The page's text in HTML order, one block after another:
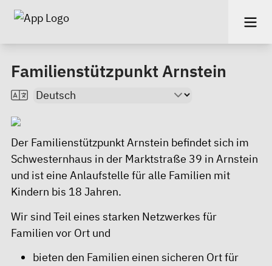
Familienstützpunkt Arnstein
Der Familienstützpunkt Arnstein befindet sich im
Schwesternhaus in der Marktstraße 39 in Arnstein
und ist eine Anlaufstelle für alle Familien mit
Kindern bis 18 Jahren.
Wir sind Teil eines starken Netzwerkes für
Familien vor Ort und
bieten den Familien einen sicheren Ort für